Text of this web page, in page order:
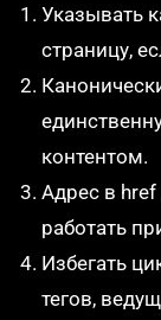
Указывать
страницу,
контентом.
Адрес в
работать
Избегать
тегов,